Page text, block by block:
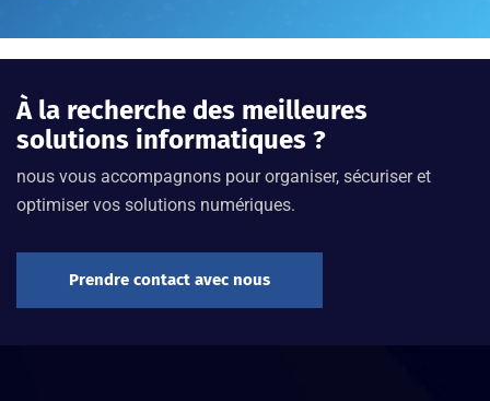
À la recherche des meilleures
solutions informatiques ?
nous vous accompagnons pour organiser, sécuriser et
optimiser vos solutions numériques.
Prendre contact avec nous